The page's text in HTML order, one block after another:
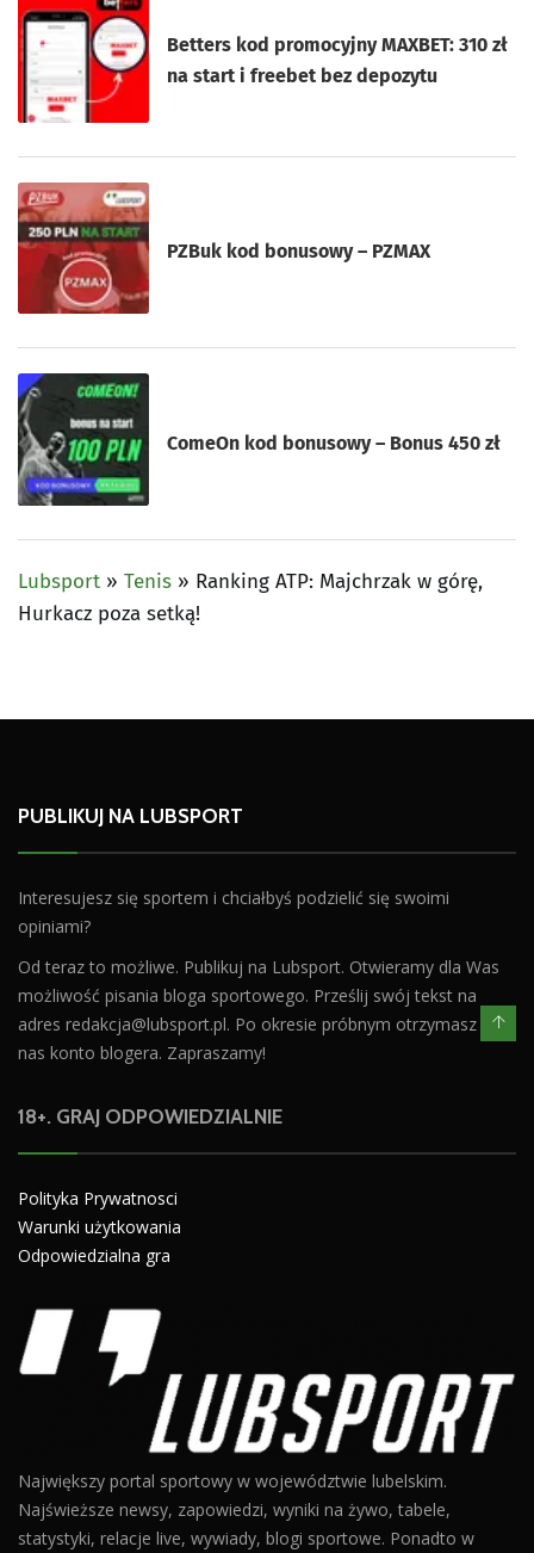
Betters kod promocyjny MAXBET: 310 zł
na start i freebet bez depozytu
PZBuk kod bonusowy – PZMAX
ComeOn kod bonusowy – Bonus 450 zł
Lubsport » Tenis » Ranking ATP: Majchrzak w górę,
Hurkacz poza setką!
PUBLIKUJ NA LUBSPORT
Interesujesz się sportem i chciałbyś podzielić się swoimi
opiniami?
Od teraz to możliwe. Publikuj na Lubsport. Otwieramy dla Was
możliwość pisania bloga sportowego. Prześlij swój tekst na
adres redakcja@lubsport.pl. Po okresie próbnym otrzymasz od
nas konto blogera. Zapraszamy!
18+. GRAJ ODPOWIEDZIALNIE
Polityka Prywatnosci
Warunki użytkowania
Odpowiedzialna gra
Największy portal sportowy w województwie lubelskim.
Najświeższe newsy, zapowiedzi, wyniki na żywo, tabele,
statystyki, relacje live, wywiady, blogi sportowe. Ponadto w